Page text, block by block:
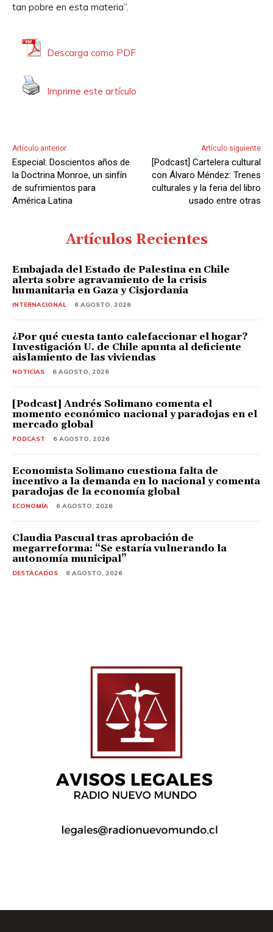
o
tan pobre en esta materia”.
Descarga como PDF
Imprime este artículo
Artículo anterior
Especial: Doscientos años de
la Doctrina Monroe, un sinfín
de sufrimientos para
América Latina
Artículo siguiente
[Podcast] Cartelera cultural
con Álvaro Méndez: Trenes
culturales y la feria del libro
usado entre otras
Artículos Recientes
Embajada del Estado de Palestina en Chile
alerta sobre agravamiento de la crisis
humanitaria en Gaza y Cisjordania
INTERNACIONAL 6 AGOSTO, 2026
¿Por qué cuesta tanto calefaccionar el hogar?
Investigación U. de Chile apunta al deficiente
aislamiento de las viviendas
NOTICIAS 6 AGOSTO, 2026
[Podcast] Andrés Solimano comenta el
momento económico nacional y paradojas en el
mercado global
PODCAST 6 AGOSTO, 2026
Economista Solimano cuestiona falta de
incentivo a la demanda en lo nacional y comenta
paradojas de la economía global
ECONOMÍA 6 AGOSTO, 2026
Claudia Pascual tras aprobación de
megarreforma: “Se estaría vulnerando la
autonomía municipal”
DESTACADOS 6 AGOSTO, 2026